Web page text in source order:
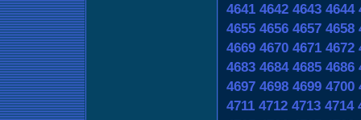
4641 4642 4643 4644
4655 4656 4657 4658
4669 4670 4671 4672
4683 4684 4685 4686
4697 4698 4699 4700
4711 4712 4713 4714